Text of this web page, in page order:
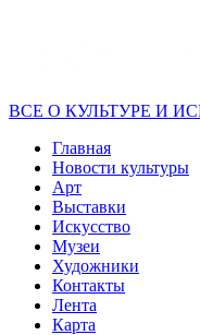
ВСЕ О КУЛЬТУРЕ И
Главная
Новости культуры
Арт
Выставки
Искусство
Музеи
Художники
Контакты
Лента
Карта